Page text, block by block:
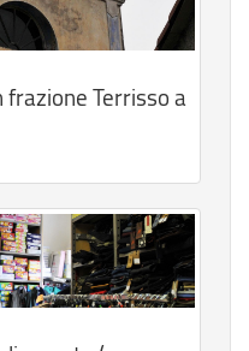
frazione Terrisso a